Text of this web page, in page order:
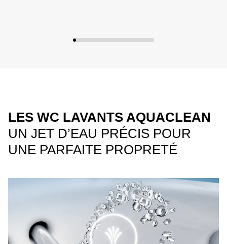
LES WC LAVANTS AQUACLEAN
UN JET D’EAU PRÉCIS POUR
UNE PARFAITE PROPRETÉ